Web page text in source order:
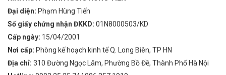
Đại diện: Phạm Hùng Tiến
Số giấy chứng nhận ĐKKD: 01N8000503/KD
Cấp ngày: 15/04/2001
Nơi cấp: Phòng kế hoạch kinh tế Q. Long Biên, TP HN
Địa chỉ: 310 Đường Ngọc Lâm, Phường Bồ Đề, Thành Phố Hà Nội